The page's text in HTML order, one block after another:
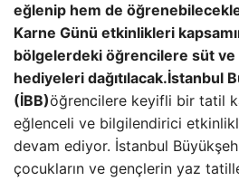
eğlenip hem de
Karne Günü etkinlikleri
bölgelerdeki öğrencilere süt
hediyeleri dağıtılacak.İstanbul
(İBB)öğrencilere keyifli bir tatil
eğlenceli ve bilgilendirici
devam ediyor. İstanbul
çocukların ve gençlerin yaz